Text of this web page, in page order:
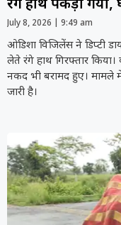
रंगे हाथ पकड़ा
July 8, 2026 9:49 am
ओडिशा विजिलेंस ने डिप्टी
लेते रंगे हाथ गिरफ्तार
नकद भी बरामद हुए। मामले
जारी है।